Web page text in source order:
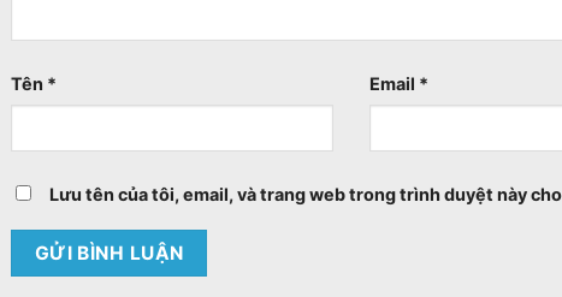
Tên * Email *
Lưu tên của tôi, email, và trang web trong trình duyệt này